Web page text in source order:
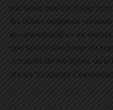
tractades des del poder com
les dones catalanes
en una situació un xic
que llavors vam haver de
Jornades de les dones de la
ara les “Cruzadas